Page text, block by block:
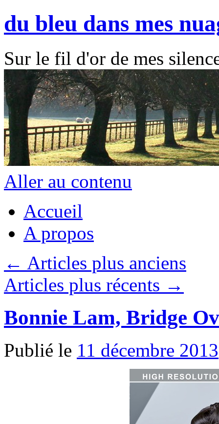
du bleu dans mes
Sur le fil d'or de mes
Aller au contenu
Accueil
A propos
← Articles plus anciens
Articles plus récents →
Bonnie Lam, Bridge
Publié le 11 décembre 2013